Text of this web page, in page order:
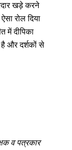
खड़े करने
रोल दिया
में दीपिका
है और दर्शकों से
व पत्रकार